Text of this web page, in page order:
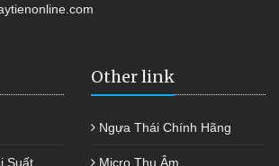
Suất
Other link
Ngựa Thái Chính Hãng
Micro Thu Âm